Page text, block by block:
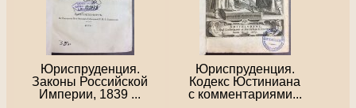
Юриспруденция.
Законы Российской
Империи, 1839 ...
Юриспруденция.
Кодекс Юстиниана
с комментариями...